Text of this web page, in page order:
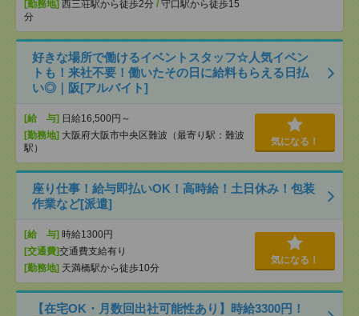
[勤務地] 西三荘駅から徒歩2分 / 守口駅から徒歩15
分
好きな場所で働けるイベントスタッフ☆人気イベン
トも！来社不要！働いたその日に給料もらえる日払
い◎｜阪[アルバイト]
[給 与] 日給16,500円～
[勤務地] 大阪府大阪市中央区難波（最寄り駅：難波
駅）
気になる！
座り仕事！給与即払いOK！高時給！土日休み！包装
作業など[派遣]
[給 与] 時給1300円
[交通費]交通費支給有り
[勤務地] 天満橋駅から徒歩10分
気になる！
【在宅OK・月数回出社可能性あり】時給3300円！